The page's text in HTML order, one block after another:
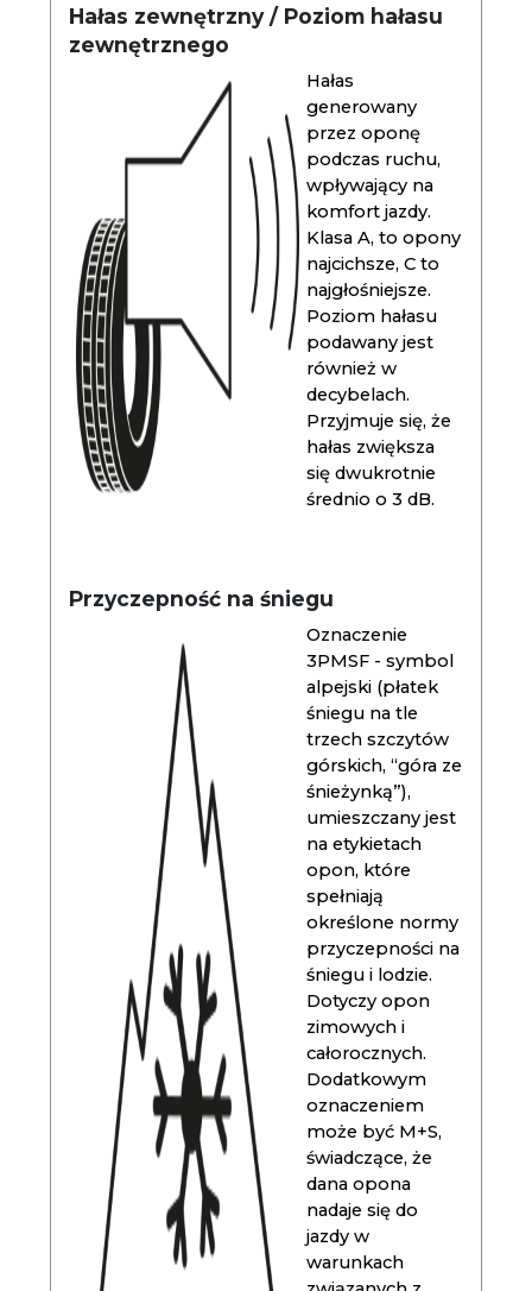
Hałas zewnętrzny / Poziom hałasu
zewnętrznego
Hałas
generowany
przez oponę
podczas ruchu,
wpływający na
komfort jazdy.
Klasa A, to opony
najcichsze, C to
najgłośniejsze.
Poziom hałasu
podawany jest
również w
decybelach.
Przyjmuje się, że
hałas zwiększa
się dwukrotnie
średnio o 3 dB.
Przyczepność na śniegu
Oznaczenie
3PMSF - symbol
alpejski (płatek
śniegu na tle
trzech szczytów
górskich, “góra ze
śnieżynką”),
umieszczany jest
na etykietach
opon, które
spełniają
określone normy
przyczepności na
śniegu i lodzie.
Dotyczy opon
zimowych i
całorocznych.
Dodatkowym
oznaczeniem
może być M+S,
świadczące, że
dana opona
nadaje się do
jazdy w
warunkach